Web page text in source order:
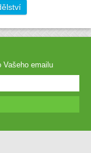
Vašeho emailu